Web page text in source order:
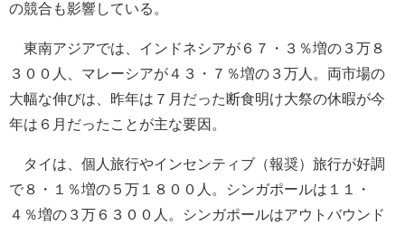
の競合も影響している。
東南アジアでは、インドネシアが６７・３％増の３万８
３００人、マレーシアが４３・７％増の３万人。両市場の
大幅な伸びは、昨年は７月だった断食明け大祭の休暇が今
年は６月だったことが主な要因。
タイは、個人旅行やインセンティブ（報奨）旅行が好調
で８・１％増の５万１８００人。シンガポールは１１・
４％増の３万６３００人。シンガポールはアウトバウンド